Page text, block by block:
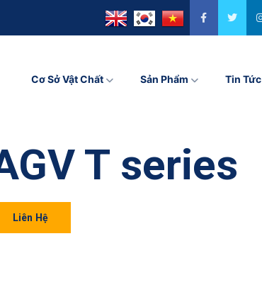
Cơ Sở Vật Chất Sản Phẩm Tin Tức
T series
Liên Hệ